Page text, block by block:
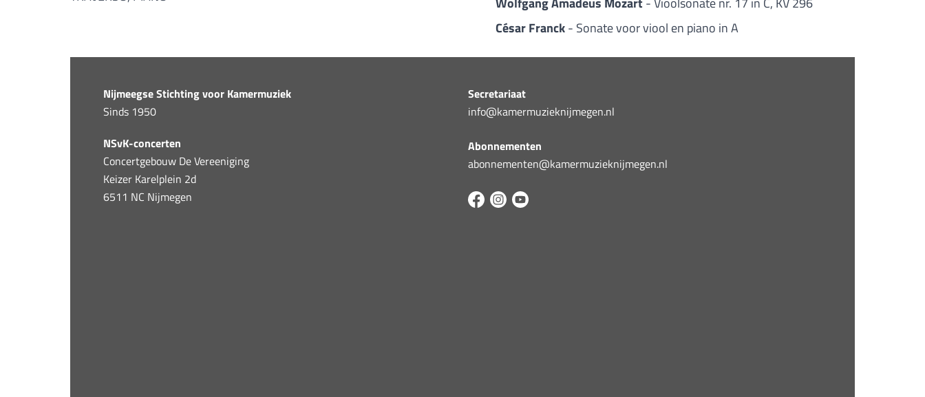
César Franck- Sonate voor viool en piano in A
Nijmeegse Stichting voor Kamermuziek
Sinds 1950
NSvK-concerten
Concertgebouw De Vereeniging
Keizer Karelplein 2d
6511 NC Nijmegen
Secretariaat
info@kamermuzieknijmegen.nl
Abonnementen
abonnementen@kamermuzieknijmegen.nl